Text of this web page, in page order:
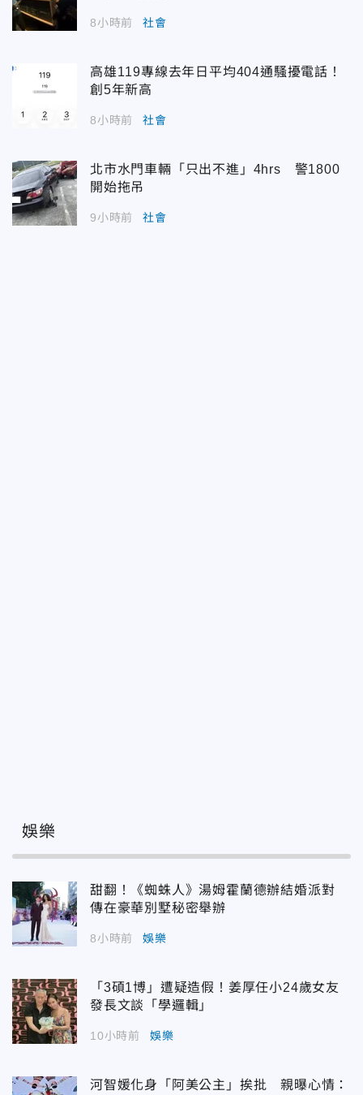
8小時前 社會
高雄119專線去年日平均404通騷擾電話！
創5年新高
8小時前 社會
北市水門車輛「只出不進」4hrs 警1800
開始拖吊
9小時前 社會
娛樂
甜翻！《蜘蛛人》湯姆霍蘭德辦結婚派對
傳在豪華別墅秘密舉辦
8小時前 娛樂
「3碩1博」遭疑造假！姜厚任小24歲女友
發長文談「學邏輯」
10小時前 娛樂
河智媛化身「阿美公主」挨批 親曝心情：